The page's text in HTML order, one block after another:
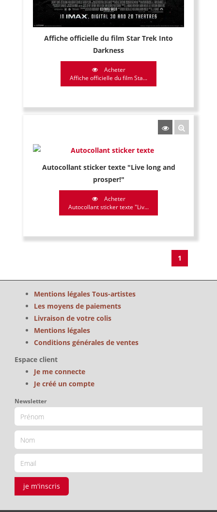
Affiche officielle du film Star Trek Into
Darkness
Acheter
Affiche officielle du film Sta...
Autocollant sticker texte "Live long and
prosper!"
Acheter
Autocollant sticker texte "Liv...
1
Mentions légales Tous-artistes
Les moyens de paiements
Livraison de votre colis
Mentions légales
Conditions générales de ventes
Espace client
Je me connecte
Je créé un compte
Newsletter
je m'inscris